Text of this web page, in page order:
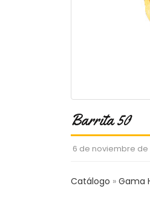
Barrita 50
6 de noviembre de
Catálogo Gama